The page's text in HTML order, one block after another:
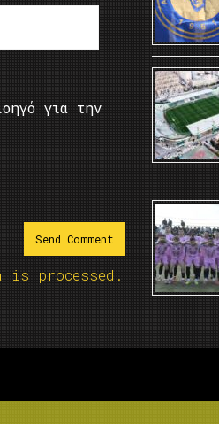
για την
is processed.